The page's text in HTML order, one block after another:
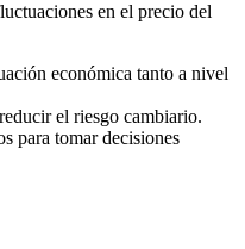
en el precio del
económica tanto a nivel
el riesgo cambiario.
para tomar decisiones